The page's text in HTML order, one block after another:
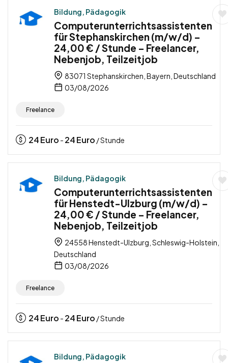
Bildung, Pädagogik
Computerunterrichtsassistenten
für Stephanskirchen (m/w/d) –
24,00 € / Stunde – Freelancer,
Nebenjob, Teilzeitjob
83071 Stephanskirchen, Bayern, Deutschland
03/08/2026
Freelance
24Euro - 24Euro / Stunde
Bildung, Pädagogik
Computerunterrichtsassistenten
für Henstedt-Ulzburg (m/w/d) –
24,00 € / Stunde – Freelancer,
Nebenjob, Teilzeitjob
24558 Henstedt-Ulzburg, Schleswig-Holstein,
Deutschland
03/08/2026
Freelance
24Euro - 24Euro / Stunde
Bildung, Pädagogik